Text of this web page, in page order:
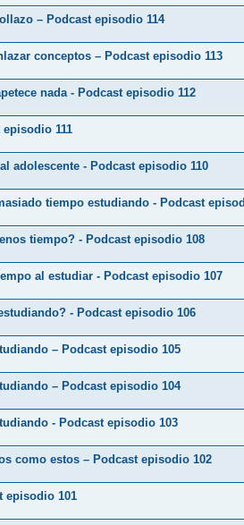
– Podcast episodio 114
conceptos – Podcast episodio 113
nada - Podcast episodio 112
111
adolescente - Podcast episodio 110
tiempo estudiando - Podcast
tiempo? - Podcast episodio 108
al estudiar - Podcast episodio 107
- Podcast episodio 106
– Podcast episodio 105
– Podcast episodio 104
- Podcast episodio 103
como estos – Podcast episodio 102
episodio 101